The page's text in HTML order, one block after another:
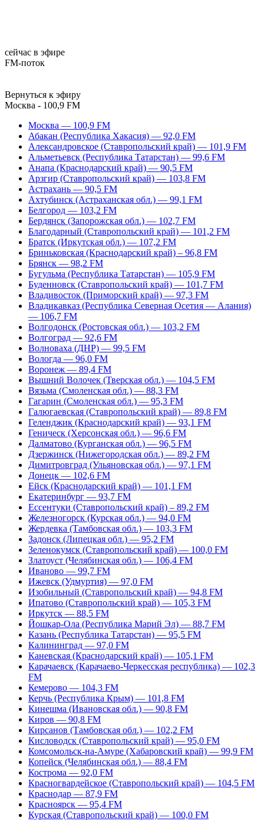
сейчас в эфире
FM-поток
Вернуться к эфиру
Москва - 100,9 FM
Москва — 100,9 FM
Абакан (Республика Хакасия) — 92,0 FM
Александровское (Ставропольский край) — 101,9 FM
Альметьевск (Республика Татарстан) — 99,6 FM
Анапа (Краснодарский край) — 90,5 FM
Арзгир (Ставропольский край) — 103,8 FM
Астрахань — 90,5 FM
Ахтубинск (Астраханская обл.) — 99,1 FM
Белгород — 103,2 FM
Бердянск (Запорожская обл.) — 102,7 FM
Благодарный (Ставропольский край) — 101,2 FM
Братск (Иркутская обл.) — 107,2 FM
Бриньковская (Краснодарский край) – 96,8 FM
Брянск — 98,2 FM
Бугульма (Республика Татарстан) — 105,9 FM
Буденновск (Ставропольский край) — 101,7 FM
Владивосток (Приморский край) — 97,3 FM
Владикавказ (Республика Северная Осетия — Алания)
— 106,7 FM
Волгодонск (Ростовская обл.) — 103,2 FM
Волгоград — 92,6 FM
Волноваха (ДНР) — 99,5 FM
Вологда — 96,0 FM
Воронеж — 89,4 FM
Вышний Волочек (Тверская обл.) — 104,5 FM
Вязьма (Смоленская обл.) — 88,3 FM
Гагарин (Смоленская обл.) — 95,3 FM
Галюгаевская (Ставропольский край) — 89,8 FM
Геленджик (Краснодарский край) — 93,1 FM
Геническ (Херсонская обл.) — 96,6 FM
Далматово (Курганская обл.) — 96,5 FM
Дзержинск (Нижегородская обл.) — 89,2 FM
Димитровград (Ульяновская обл.) — 97,1 FM
Донецк — 102,6 FM
Ейск (Краснодарский край) — 101,1 FM
Екатеринбург — 93,7 FM
Ессентуки (Ставропольский край) – 89,2 FM
Железногорск (Курская обл.) — 94,0 FM
Жердевка (Тамбовская обл.) — 103,3 FM
Задонск (Липецкая обл.) — 95,2 FM
Зеленокумск (Ставропольский край) — 100,0 FM
Златоуст (Челябинская обл.) — 106,4 FM
Иваново — 99,7 FM
Ижевск (Удмуртия) — 97,0 FM
Изобильный (Ставропольский край) — 94,8 FM
Ипатово (Ставропольский край) — 105,3 FM
Иркутск — 88,5 FM
Йошкар-Ола (Республика Марий Эл) — 88,7 FM
Казань (Республика Татарстан) — 95,5 FM
Калининград — 97,0 FM
Каневская (Краснодарский край) — 105,1 FM
Карачаевск (Карачаево-Черкесская республика) — 102,3
FM
Кемерово — 104,3 FM
Керчь (Республика Крым) — 101,8 FM
Кинешма (Ивановская обл.) — 90,8 FM
Киров — 90,8 FM
Кирсанов (Тамбовская обл.) — 102,2 FM
Кисловодск (Ставропольский край) — 95,0 FM
Комсомольск-на-Амуре (Хабаровский край) — 99,9 FM
Копейск (Челябинская обл.) — 88,4 FM
Кострома — 92,0 FM
Красногвардейское (Ставропольский край) — 104,5 FM
Краснодар — 87,9 FM
Красноярск — 95,4 FM
Курская (Ставропольский край) — 100,0 FM